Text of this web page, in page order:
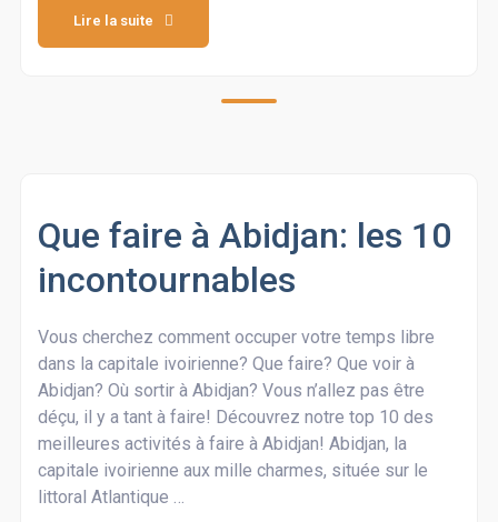
Lire la suite
Que faire à Abidjan: les 10
incontournables
Vous cherchez comment occuper votre temps libre
dans la capitale ivoirienne? Que faire? Que voir à
Abidjan? Où sortir à Abidjan? Vous n’allez pas être
déçu, il y a tant à faire! Découvrez notre top 10 des
meilleures activités à faire à Abidjan! Abidjan, la
capitale ivoirienne aux mille charmes, située sur le
littoral Atlantique …